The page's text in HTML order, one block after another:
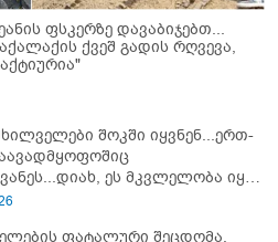
ფსკერზე დავაბიჯებთ...
ქვეშ გადის რღვევა,
შოკში იყვნენ...ერთ-
ეს მკვლელობა იყო"
დატრიალებული ტრაგედიის
ფატალური შეცდომა,